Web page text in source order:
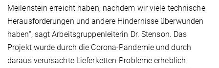
Meilenstein erreicht haben, nachdem wir viele technische
Herausforderungen und andere Hindernisse überwunden
haben“, sagt Arbeitsgruppenleiterin Dr. Stenson. Das
Projekt wurde durch die Corona-Pandemie und durch
daraus verursachte Lieferketten-Probleme erheblich